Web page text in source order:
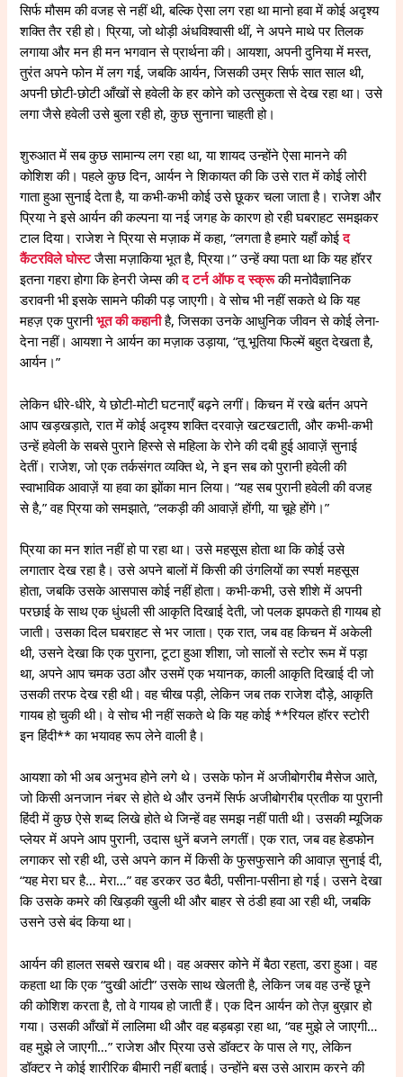
सिर्फ मौसम की वजह से नहीं थी, बल्कि ऐसा लग रहा था मानो हवा में कोई अदृश्य
शक्ति तैर रही हो। प्रिया, जो थोड़ी अंधविश्वासी थीं, ने अपने माथे पर तिलक
लगाया और मन ही मन भगवान से प्रार्थना की। आयशा, अपनी दुनिया में मस्त,
तुरंत अपने फोन में लग गई, जबकि आर्यन, जिसकी उम्र सिर्फ सात साल थी,
अपनी छोटी-छोटी आँखों से हवेली के हर कोने को उत्सुकता से देख रहा था। उसे
लगा जैसे हवेली उसे बुला रही हो, कुछ सुनाना चाहती हो।
शुरुआत में सब कुछ सामान्य लग रहा था, या शायद उन्होंने ऐसा मानने की
कोशिश की। पहले कुछ दिन, आर्यन ने शिकायत की कि उसे रात में कोई लोरी
गाता हुआ सुनाई देता है, या कभी-कभी कोई उसे छूकर चला जाता है। राजेश और
प्रिया ने इसे आर्यन की कल्पना या नई जगह के कारण हो रही घबराहट समझकर
टाल दिया। राजेश ने प्रिया से मज़ाक में कहा, “लगता है हमारे यहाँ कोईद
कैंटरविले घोस्टजैसा मज़ाकिया भूत है, प्रिया।” उन्हें क्या पता था कि यह हॉरर
इतना गहरा होगा कि हेनरी जेम्स कीद टर्न ऑफ द स्क्रूकी मनोवैज्ञानिक
डरावनी भी इसके सामने फीकी पड़ जाएगी। वे सोच भी नहीं सकते थे कि यह
महज़ एक पुरानीभूत की कहानीहै, जिसका उनके आधुनिक जीवन से कोई लेना-
देना नहीं। आयशा ने आर्यन का मज़ाक उड़ाया, “तू भूतिया फिल्में बहुत देखता है,
आर्यन।”
लेकिन धीरे-धीरे, ये छोटी-मोटी घटनाएँ बढ़ने लगीं। किचन में रखे बर्तन अपने
आप खड़खड़ाते, रात में कोई अदृश्य शक्ति दरवाज़े खटखटाती, और कभी-कभी
उन्हें हवेली के सबसे पुराने हिस्से से महिला के रोने की दबी हुई आवाज़ें सुनाई
देतीं। राजेश, जो एक तर्कसंगत व्यक्ति थे, ने इन सब को पुरानी हवेली की
स्वाभाविक आवाज़ें या हवा का झोंका मान लिया। “यह सब पुरानी हवेली की वजह
से है,” वह प्रिया को समझाते, “लकड़ी की आवाज़ें होंगी, या चूहे होंगे।”
प्रिया का मन शांत नहीं हो पा रहा था। उसे महसूस होता था कि कोई उसे
लगातार देख रहा है। उसे अपने बालों में किसी की उंगलियों का स्पर्श महसूस
होता, जबकि उसके आसपास कोई नहीं होता। कभी-कभी, उसे शीशे में अपनी
परछाई के साथ एक धुंधली सी आकृति दिखाई देती, जो पलक झपकते ही गायब हो
जाती। उसका दिल घबराहट से भर जाता। एक रात, जब वह किचन में अकेली
थी, उसने देखा कि एक पुराना, टूटा हुआ शीशा, जो सालों से स्टोर रूम में पड़ा
था, अपने आप चमक उठा और उसमें एक भयानक, काली आकृति दिखाई दी जो
उसकी तरफ देख रही थी। वह चीख पड़ी, लेकिन जब तक राजेश दौड़े, आकृति
गायब हो चुकी थी। वे सोच भी नहीं सकते थे कि यह कोई **रियल हॉरर स्टोरी
इन हिंदी** का भयावह रूप लेने वाली है।
आयशा को भी अब अनुभव होने लगे थे। उसके फोन में अजीबोगरीब मैसेज आते,
जो किसी अनजान नंबर से होते थे और उनमें सिर्फ अजीबोगरीब प्रतीक या पुरानी
हिंदी में कुछ ऐसे शब्द लिखे होते थे जिन्हें वह समझ नहीं पाती थी। उसकी म्यूजिक
प्लेयर में अपने आप पुरानी, उदास धुनें बजने लगतीं। एक रात, जब वह हेडफोन
लगाकर सो रही थी, उसे अपने कान में किसी के फुसफुसाने की आवाज़ सुनाई दी,
“यह मेरा घर है… मेरा…” वह डरकर उठ बैठी, पसीना-पसीना हो गई। उसने देखा
कि उसके कमरे की खिड़की खुली थी और बाहर से ठंडी हवा आ रही थी, जबकि
उसने उसे बंद किया था।
आर्यन की हालत सबसे खराब थी। वह अक्सर कोने में बैठा रहता, डरा हुआ। वह
कहता था कि एक “दुखी आंटी” उसके साथ खेलती है, लेकिन जब वह उन्हें छूने
की कोशिश करता है, तो वे गायब हो जाती हैं। एक दिन आर्यन को तेज़ बुख़ार हो
गया। उसकी आँखों में लालिमा थी और वह बड़बड़ा रहा था, “वह मुझे ले जाएगी…
वह मुझे ले जाएगी…” राजेश और प्रिया उसे डॉक्टर के पास ले गए, लेकिन
डॉक्टर ने कोई शारीरिक बीमारी नहीं बताई। उन्होंने बस उसे आराम करने की